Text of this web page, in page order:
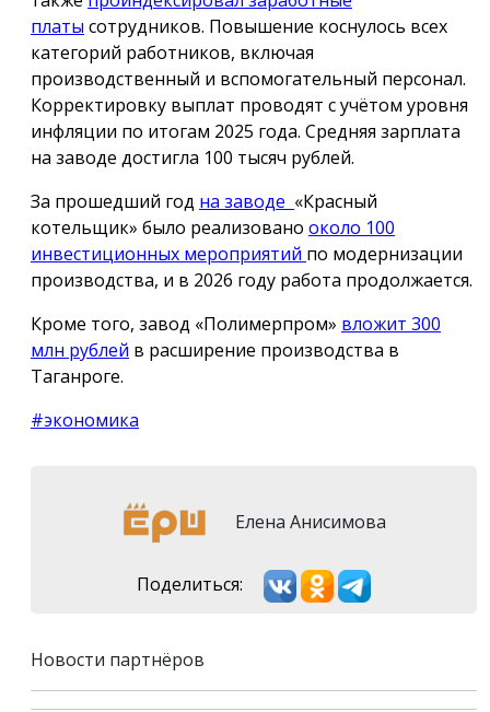
платы сотрудников. Повышение коснулось всех
категорий работников, включая
производственный и вспомогательный персонал.
Корректировку выплат проводят с учётом уровня
инфляции по итогам 2025 года. Средняя зарплата
на заводе достигла 100 тысяч рублей.
За прошедший год на заводе «Красный
котельщик» было реализовано около 100
инвестиционных мероприятий по модернизации
производства, и в 2026 году работа продолжается.
Кроме того, завод «Полимерпром» вложит 300
млн рублей в расширение производства в
Таганроге.
#экономика
Елена Анисимова
Поделиться:
Новости партнёров